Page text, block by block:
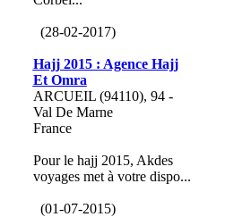
(28-02-2017)
Hajj 2015 : Agence Hajj
Et Omra
ARCUEIL (94110), 94 -
Val De Marne
France
Pour le hajj 2015, Akdes
voyages met à votre dispo...
(01-07-2015)